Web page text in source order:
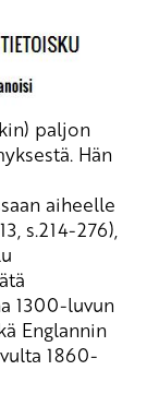
paljon
Hän
aiheelle
s.214-276),
1300-luvun
Englannin
1860-